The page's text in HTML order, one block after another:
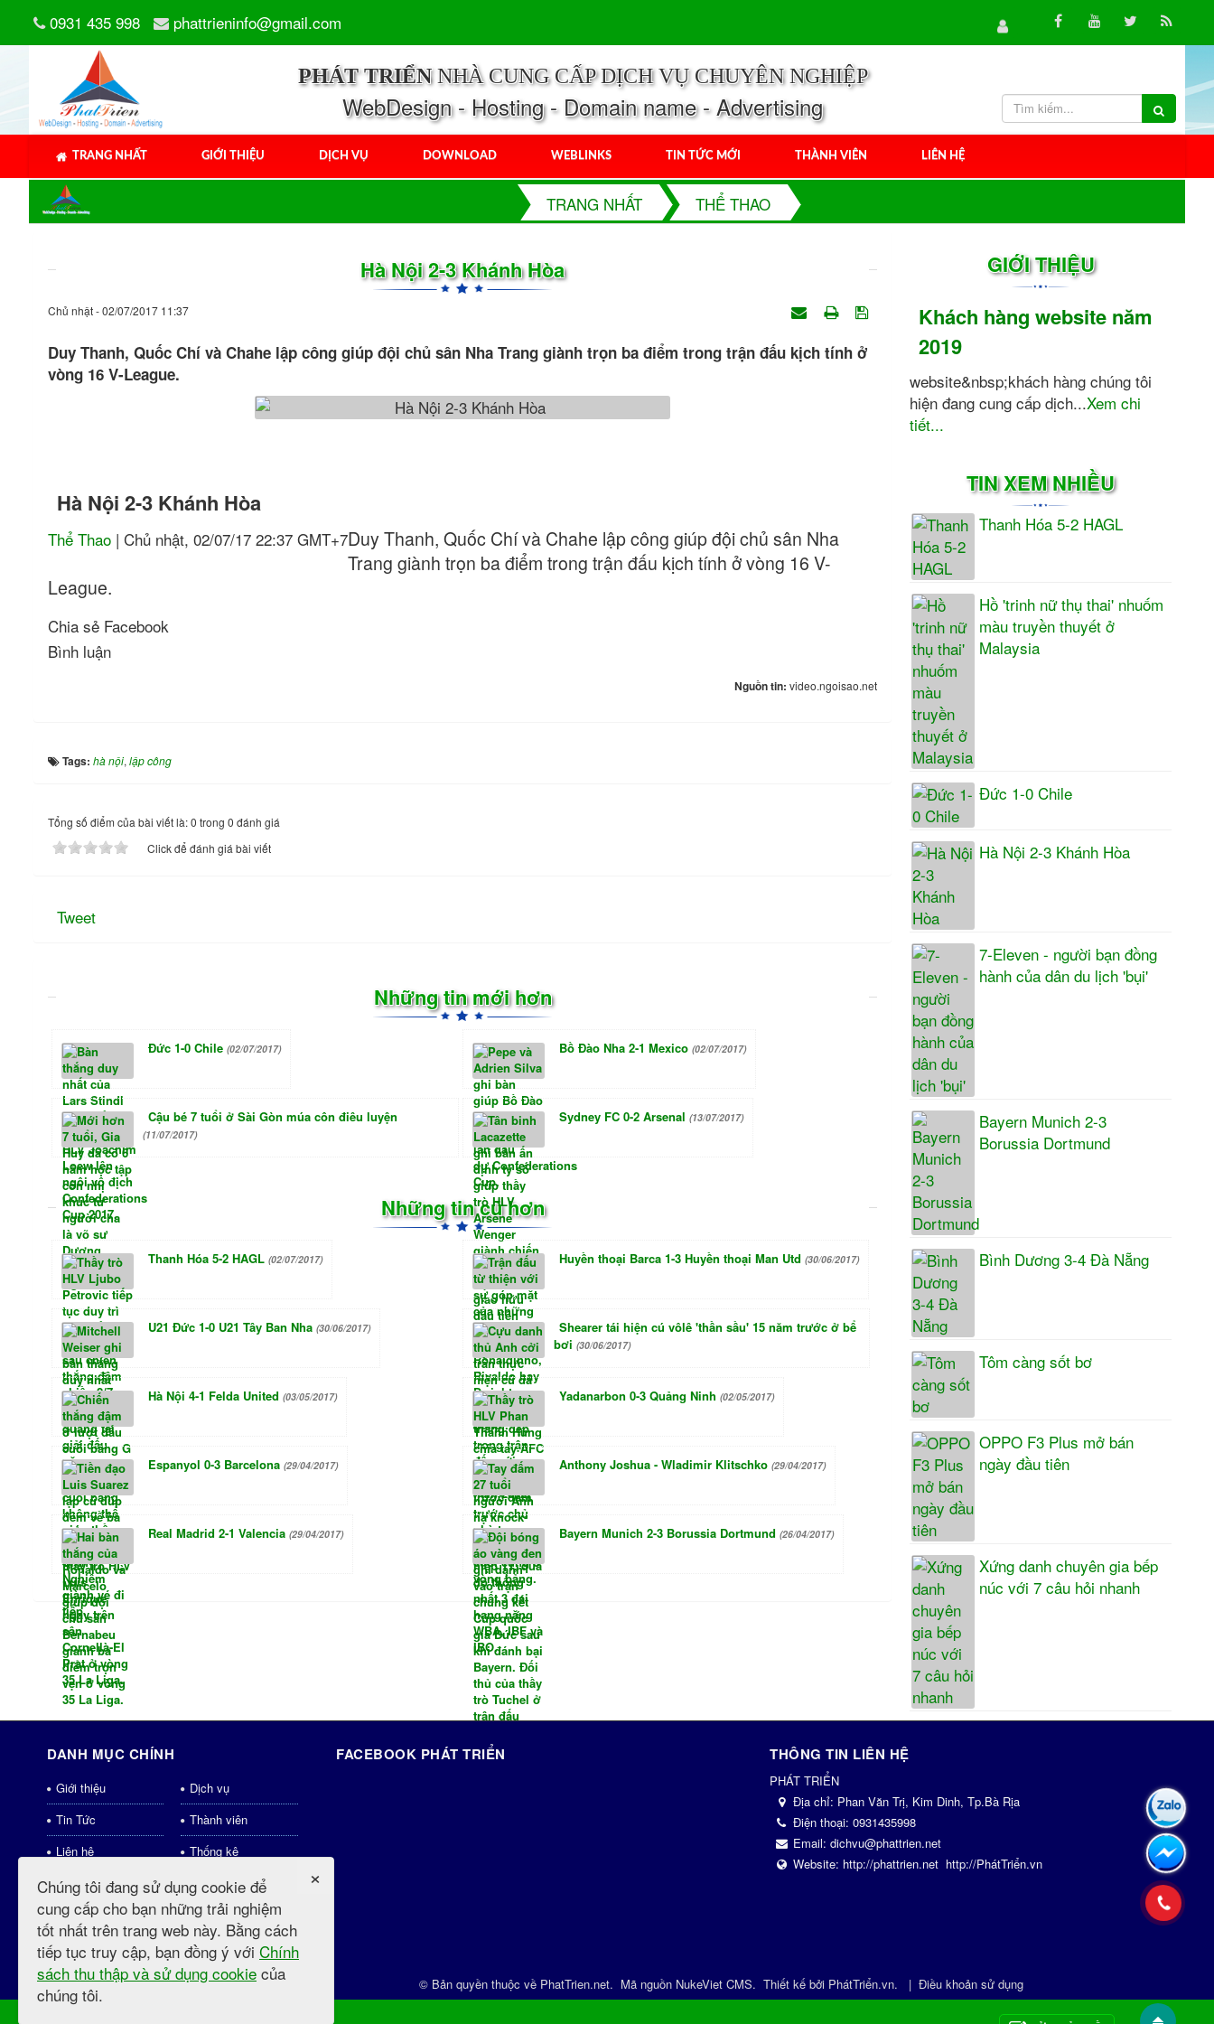
0931 435 998 phattrieninfo@gmail.com
PHÁT TRIỂNNHÀ CUNG CẤP DỊCH VỤ CHUYÊN NGHIỆP
WebDesign - Hosting - Domain name - Advertising
TRANG NHẤT GIỚI THIỆU DỊCH VỤ DOWNLOAD WEBLINKS TIN TỨC MỚI THÀNH VIÊN LIÊN HỆ
TRANG NHẤT THỂ THAO
Hà Nội 2-3 Khánh Hòa
Chủ nhật - 02/07/2017 11:37
Duy Thanh, Quốc Chí và Chahe lập công giúp đội chủ sân Nha Trang giành trọn ba điểm trong trận đấu kịch tính ở
vòng 16 V-League.
Hà Nội 2-3 Khánh Hòa
Thể Thao | Chủ nhật, 02/07/17 22:37 GMT+7Duy Thanh, Quốc Chí và Chahe lập công giúp đội chủ sân Nha
Trang giành trọn ba điểm trong trận đấu kịch tính ở vòng 16 V-
League.
Chia sẻ Facebook
Bình luận
Nguồn tin: video.ngoisao.net
Tags: hà nội, lập công
Tổng số điểm của bài viết là: 0 trong 0 đánh giá
Click để đánh giá bài viết
Tweet
Những tin mới hơn
Đức 1-0 Chile (02/07/2017) Bồ Đào Nha 2-1 Mexico (02/07/2017)
Cậu bé 7 tuổi ở Sài Gòn múa côn điêu luyện
(11/07/2017)
Sydney FC 0-2 Arsenal (13/07/2017)
Những tin cũ hơn
Thanh Hóa 5-2 HAGL (02/07/2017) Huyền thoại Barca 1-3 Huyền thoại Man Utd (30/06/2017)
U21 Đức 1-0 U21 Tây Ban Nha (30/06/2017)
Shearer tái hiện cú vôlê 'thần sầu' 15 năm trước ở bể
bơi (30/06/2017)
Hà Nội 4-1 Felda United (03/05/2017) Yadanarbon 0-3 Quảng Ninh (02/05/2017)
Espanyol 0-3 Barcelona (29/04/2017) Anthony Joshua - Wladimir Klitschko (29/04/2017)
Real Madrid 2-1 Valencia (29/04/2017) Bayern Munich 2-3 Borussia Dortmund (26/04/2017)
GIỚI THIỆU
Khách hàng website năm
2019
website&nbsp;khách hàng chúng tôi
hiện đang cung cấp dịch...Xem chi
tiết...
TIN XEM NHIỀU
Thanh Hóa 5-2 HAGL
Hồ 'trinh nữ thụ thai' nhuốm
màu truyền thuyết ở
Malaysia
Đức 1-0 Chile
Hà Nội 2-3 Khánh Hòa
7-Eleven - người bạn đồng
hành của dân du lịch 'bụi'
Bayern Munich 2-3
Borussia Dortmund
Bình Dương 3-4 Đà Nẵng
Tôm càng sốt bơ
OPPO F3 Plus mở bán
ngày đầu tiên
Xứng danh chuyên gia bếp
núc với 7 câu hỏi nhanh
DANH MỤC CHÍNH
Giới thiệu
Dịch vụ
Tin Tức
Thành viên
Liên hệ
Thống kê
Download
Shops
weblinks
Tin tức mới
Videos
FACEBOOK PHÁT TRIỂN THÔNG TIN LIÊN HỆ
PHÁT TRIỂN
Địa chỉ: Phan Văn Trị, Kim Dinh, Tp.Bà Rịa
Điện thoại: 0931435998
Email: dichvu@phattrien.net
Website: http://phattrien.net http://PhátTriển.vn
© Bản quyền thuộc về PhatTrien.net. Mã nguồn NukeViet CMS. Thiết kế bởi PhátTriển.vn. | Điều khoản sử dụng
×
Chúng tôi đang sử dụng cookie để
cung cấp cho bạn những trải nghiệm
tốt nhất trên trang web này. Bằng cách
tiếp tục truy cập, bạn đồng ý với Chính
sách thu thập và sử dụng cookie của
chúng tôi.